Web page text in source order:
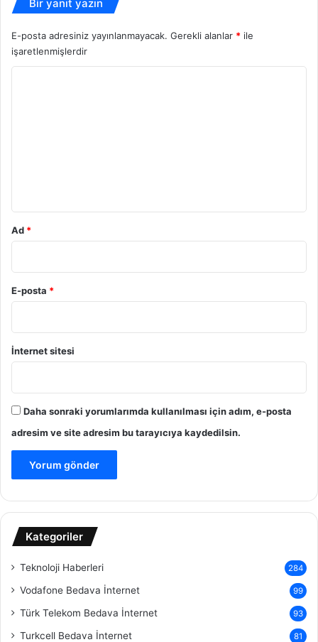
Bir yanıt yazın
E-posta adresiniz yayınlanmayacak. Gerekli alanlar * ile
işaretlenmişlerdir
Ad *
E-posta *
İnternet sitesi
Daha sonraki yorumlarımda kullanılması için adım, e-posta
adresim ve site adresim bu tarayıcıya kaydedilsin.
Kategoriler
Teknoloji Haberleri 284
Vodafone Bedava İnternet 99
Türk Telekom Bedava İnternet 93
Turkcell Bedava İnternet 81